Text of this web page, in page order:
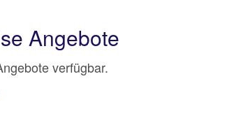
Angebote
verfügbar.